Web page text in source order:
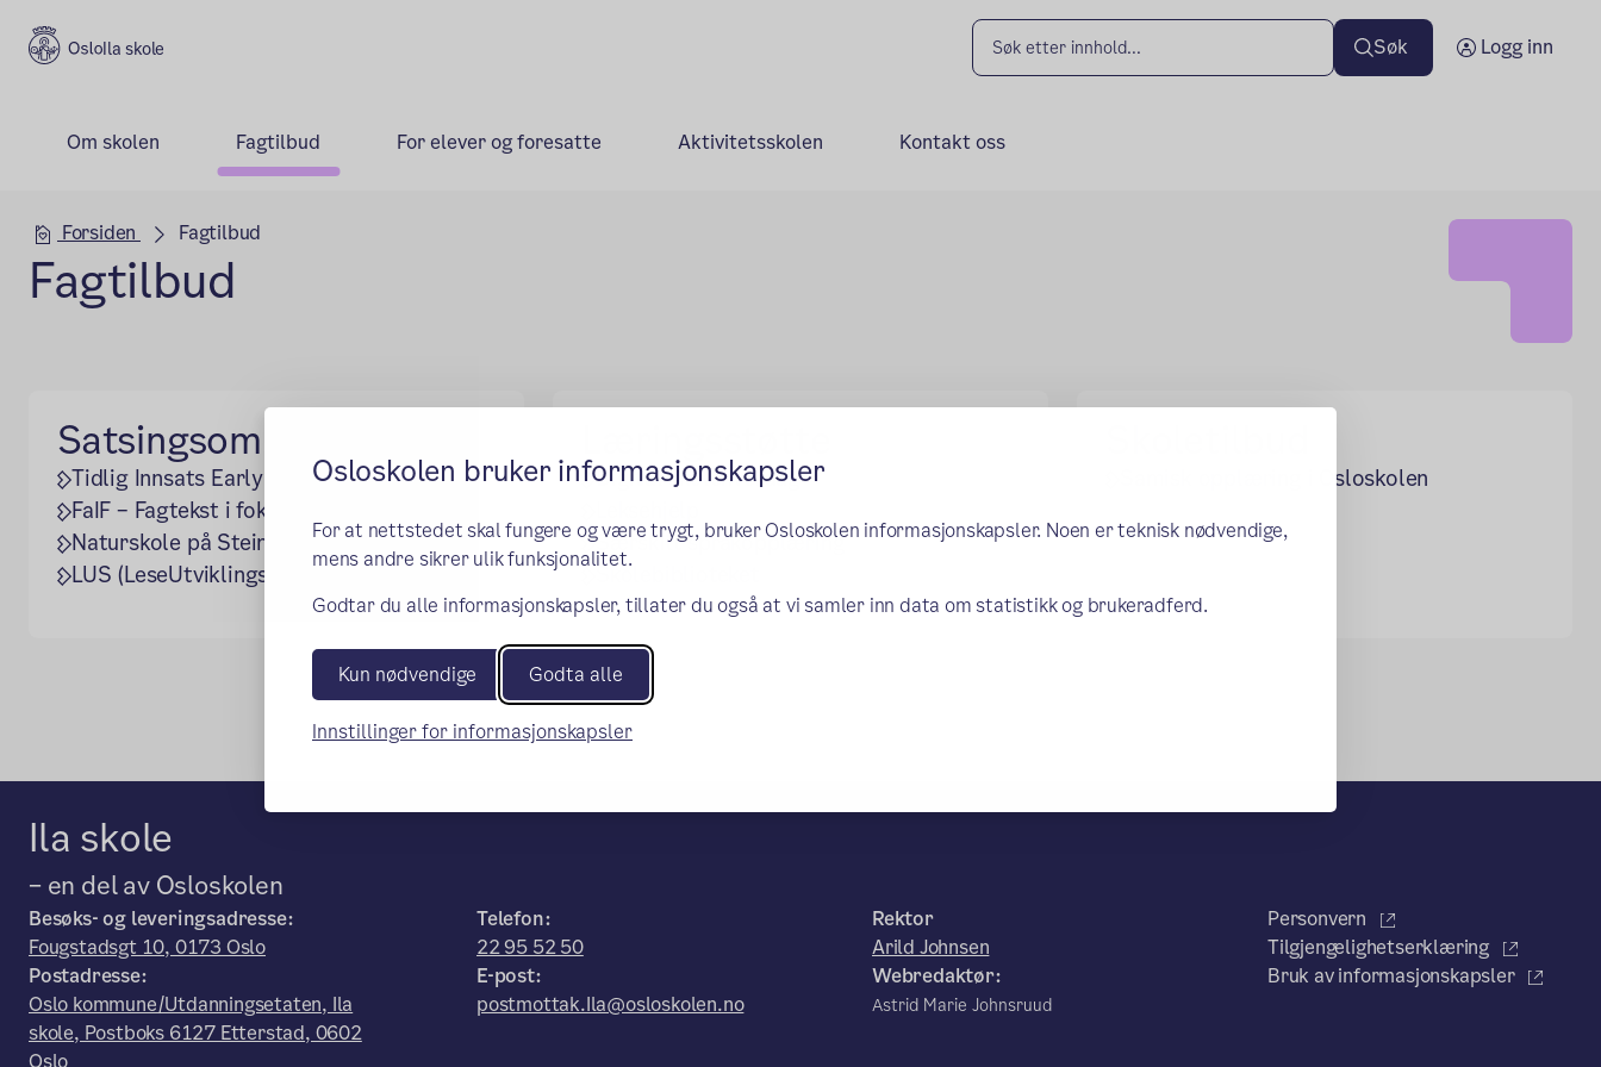
Osloskolen bruker informasjonskapsler
For at nettstedet skal fungere og være trygt, bruker Osloskolen informasjonskapsler. Noen er teknisk nødvendige,
mens andre sikrer ulik funksjonalitet.
Godtar du alle informasjonskapsler, tillater du også at vi samler inn data om statistikk og brukeradferd.
Kun nødvendige Godta alle
Innstillinger for informasjonskapsler
Ila skole Søk Logg inn
Om skolen Fagtilbud For elever og foresatte Aktivitetsskolen Kontakt oss
Hovedseksjon
Forsiden Fagtilbud
Fagtilbud
Satsingsområder
Tidlig Innsats Early Years - TIEY
FaIF – Fagtekst i fokus 4.–7.trinn
Naturskole på Steinbråten
LUS (LeseUtviklingsSkjema)
Digital skolehverdag
Særskilt språkopplæring
Skolebiblioteket
Samisk opplæring i Osloskolen
Ila skole
– en del av Osloskolen
Besøks- og leveringsadresse:
Fougstadsgt 10, 0173 Oslo
Postadresse:
Oslo kommune/Utdanningsetaten, Ila
skole, Postboks 6127 Etterstad, 0602
Telefon:
22 95 52 50
E-post:
postmottak.Ila@osloskolen.no
Rektor
Arild Johnsen
Webredaktør:
Astrid Marie Johnsruud
Personvern
Tilgjengelighetserklæring
Bruk av informasjonskapsler